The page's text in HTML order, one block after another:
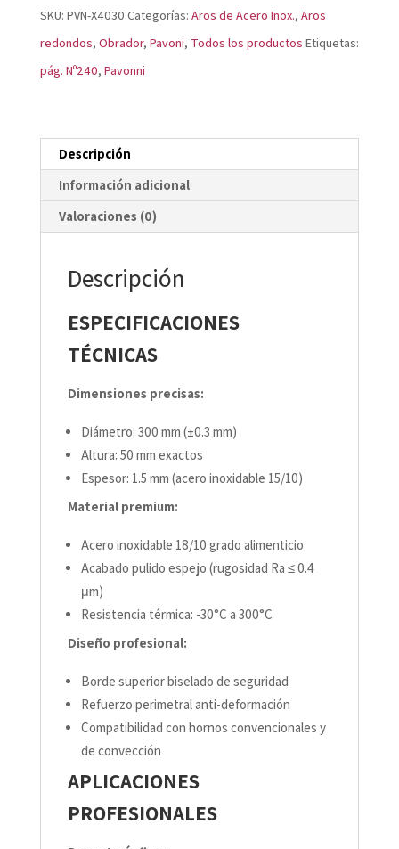
Acero
Inoxidable
Profesional
SKU: PVN-X4030 Categorías: Aros de Acero Inox., Aros
redondos, Obrador, Pavoni, Todos los productos Etiquetas:
pág. Nº240, Pavonni
Descripción
Información adicional
Valoraciones (0)
Descripción
ESPECIFICACIONES
TÉCNICAS
Dimensiones precisas:
Diámetro: 300 mm (±0.3 mm)
Altura: 50 mm exactos
Espesor: 1.5 mm (acero inoxidable 15/10)
Material premium:
Acero inoxidable 18/10 grado alimenticio
Acabado pulido espejo (rugosidad Ra ≤ 0.4
μm)
Resistencia térmica: -30°C a 300°C
Diseño profesional:
Borde superior biselado de seguridad
Refuerzo perimetral anti-deformación
Compatibilidad con hornos convencionales y
de convección
APLICACIONES
PROFESIONALES